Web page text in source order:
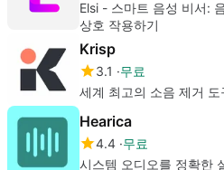
Elsi - 스마트 음성 비서:
상호 작용하기
Krisp
3.1
무료
세계 최고의 소음 제거 도
Hearica
4.4 무료
시스템 오디오를 정확한